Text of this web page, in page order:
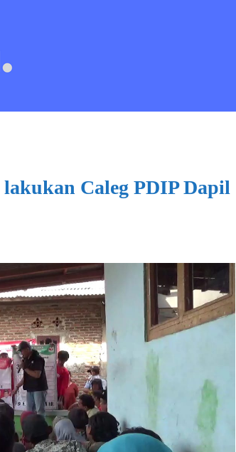
Caleg PDIP Dapil